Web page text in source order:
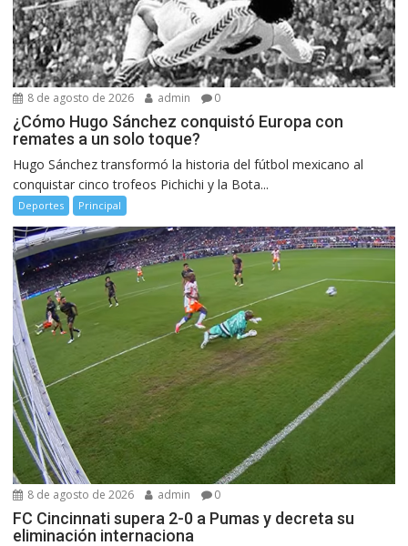
8 de agosto de 2026 admin 0
¿Cómo Hugo Sánchez conquistó Europa con
remates a un solo toque?
Hugo Sánchez transformó la historia del fútbol mexicano al
conquistar cinco trofeos Pichichi y la Bota...
Deportes Principal
8 de agosto de 2026 admin 0
FC Cincinnati supera 2-0 a Pumas y decreta su
eliminación internaciona